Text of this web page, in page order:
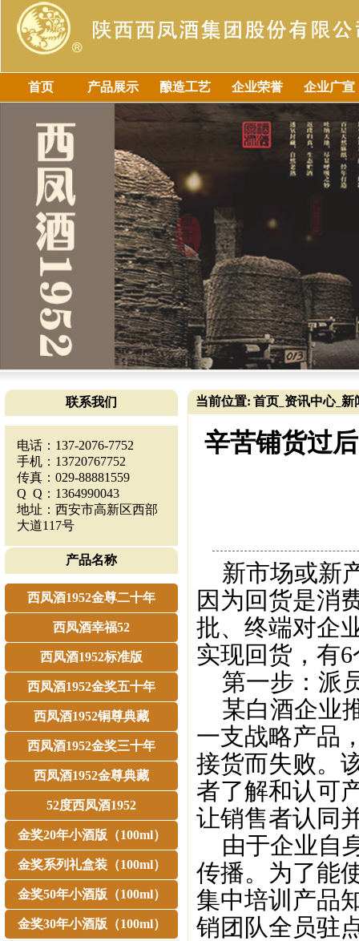
首页 产品展示 酿造工艺 企业荣誉 企业广宣
联系我们
电话：137-2076-7752
手机：13720767752
传真：029-88881559
Q Q：1364990043
地址：西安市高新区西部
大道117号
产品名称
西凤酒1952金尊二十年
西凤酒幸福52
西凤酒1952标准版
西凤酒1952金奖五十年
西凤酒1952铜尊典藏
西凤酒1952金奖三十年
西凤酒1952金尊典藏
52度西凤酒1952
金奖20年小酒版（100ml）
金奖系列礼盒装（100ml）
金奖50年小酒版（100ml）
金奖30年小酒版（100ml）
当前位置: 首页 资讯中心_ 新
辛苦铺货过
新市场或新
因为回货是消
批、终端对企
实现回货，
第一步：派
某白酒企业
一支战略产品
接货而失败。
者了解和认可
让销售者认同
由于企业自
传播。为了能
集中培训产品
销团队全员驻